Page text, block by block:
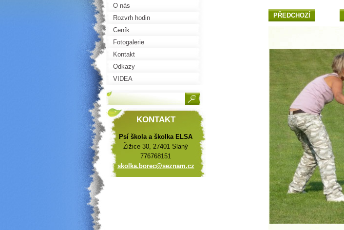
PŘEDCHOZÍ
O nás
Rozvrh hodin
Ceník
Fotogalerie
Kontakt
Odkazy
VIDEA
KONTAKT
Psí škola a školka ELSA
Žižice 30, 27401 Slaný
776768151
skolka.borec@seznam.cz